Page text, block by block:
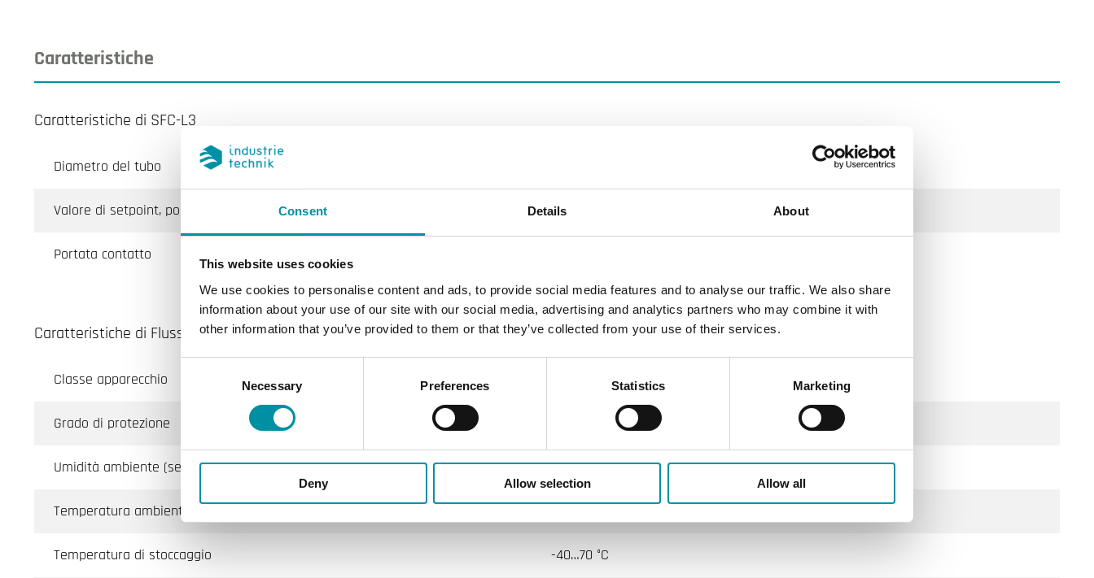
Consent Details About
This website uses cookies
We use cookies to personalise content and ads, to provide social media features and to analyse our traffic. We also share
information about your use of our site with our social media, advertising and analytics partners who may combine it with
other information that you’ve provided to them or that they’ve collected from your use of their services.
Necessary Preferences Statistics Marketing
Deny Allow selection Allow all
Caratteristiche
Caratteristiche di SFC-L3
Diametro del tubo
Valore di setpoint, portata
Portata contatto
Caratteristiche di Flussostato serie SFC per liquidi
Classe apparecchio
Grado di protezione
Umidità ambiente (senza condensa) 10…95 % RH
Temperatura ambiente
Temperatura di stoccaggio -40…70 °C